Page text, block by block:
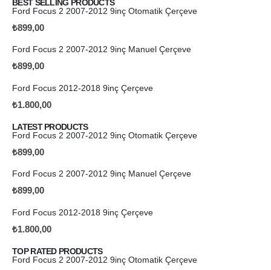
BEST SELLING PRODUCTS
Ford Focus 2 2007-2012 9inç Otomatik Çerçeve
₺899,00
Ford Focus 2 2007-2012 9inç Manuel Çerçeve
₺899,00
Ford Focus 2012-2018 9inç Çerçeve
₺1.800,00
LATEST PRODUCTS
Ford Focus 2 2007-2012 9inç Otomatik Çerçeve
₺899,00
Ford Focus 2 2007-2012 9inç Manuel Çerçeve
₺899,00
Ford Focus 2012-2018 9inç Çerçeve
₺1.800,00
TOP RATED PRODUCTS
Ford Focus 2 2007-2012 9inç Otomatik Çerçeve